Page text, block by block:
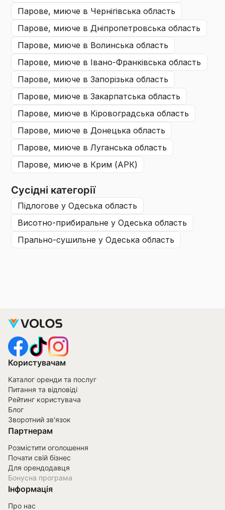
парове, миюче в Чернігівська область
парове, миюче в Дніпропетровська область
парове, миюче в Волинська область
парове, миюче в Івано-Франківська область
парове, миюче в Запорізька область
парове, миюче в Закарпатська область
парове, миюче в Кіровоградська область
парове, миюче в Донецька область
парове, миюче в Луганська область
парове, миюче в Крим (АРК)
Сусідні категорії
підлогове у Одеська область
висотно-прибиральне у Одеська область
прально-сушильне у Одеська область
Користувачам
Каталог оренди та послуг
Питання та відповіді
Рейтинг користувача
Блог
Зворотний зв'язок
Партнерам
Розмістити оголошення
Почати свій бізнес
Для орендодавця
Бонусна програма
Інформація
Про нас